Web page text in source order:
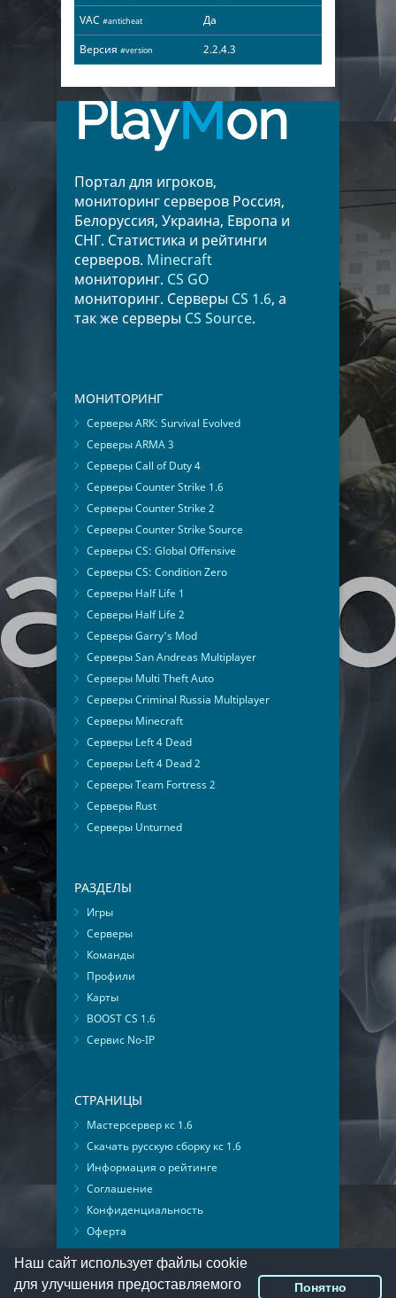
VAC #anticheat
Да
Версия #version 2.2.4.3
PlayMon
Портал для игроков,
мониторинг серверов Россия,
Белоруссия, Украина, Европа и
СНГ. Статистика и рейтинги
серверов. Minecraft
мониторинг. CS GO
мониторинг. Серверы CS 1.6, а
так же серверы CS Source.
МОНИТОРИНГ
Серверы ARK: Survival Evolved
Серверы ARMA 3
Серверы Call of Duty 4
Серверы Counter Strike 1.6
Серверы Counter Strike 2
Серверы Counter Strike Source
Серверы CS: Global Offensive
Серверы CS: Condition Zero
Серверы Half Life 1
Серверы Half Life 2
Серверы Garry's Mod
Серверы San Andreas Multiplayer
Серверы Multi Theft Auto
Серверы Criminal Russia Multiplayer
Серверы Minecraft
Серверы Left 4 Dead
Серверы Left 4 Dead 2
Серверы Team Fortress 2
Серверы Rust
Серверы Unturned
РАЗДЕЛЫ
Игры
Серверы
Команды
Профили
Карты
BOOST CS 1.6
Сервис No-IP
СТРАНИЦЫ
Мастерсервер кс 1.6
Скачать русскую сборку кс 1.6
Информация о рейтинге
Соглашение
Конфиденциальность
Оферта
Мониторинг ВКонтакте
Наш сайт использует файлы cookie
для улучшения предоставляемого
Понятно